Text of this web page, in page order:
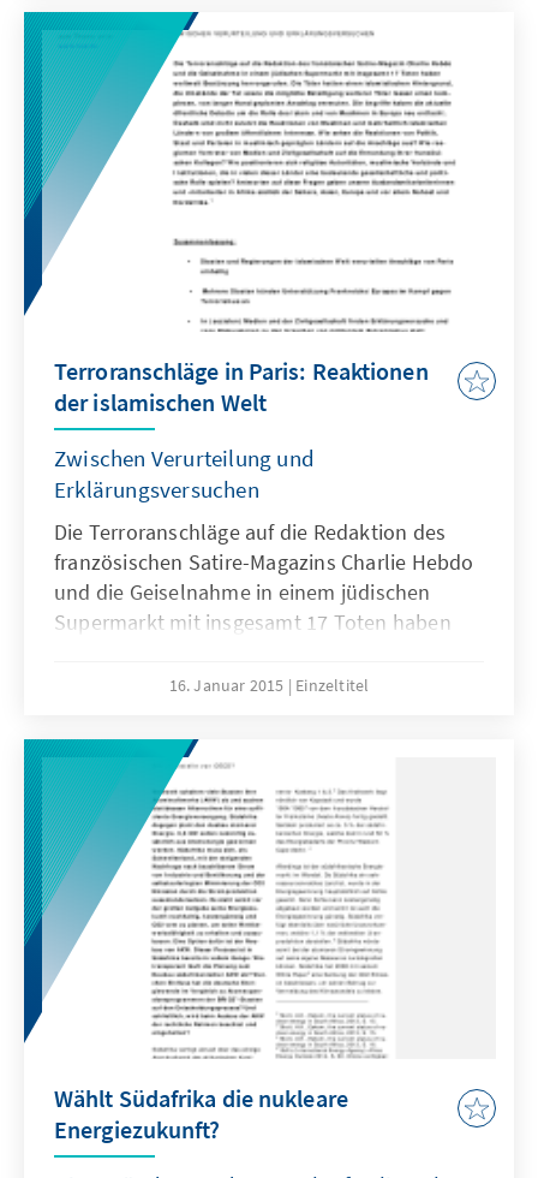
segregation, discrimination and
disenfranchisement of its majority black
population. Israel has repeatedly been
accused of having similar characteristics. SA
recognises a Palestinian State, condemns and
criticises the actions towards Palestinian
people and supports the notion of a ‘Two-
state’ solution.
Terroranschläge in Paris: Reaktionen
der islamischen Welt
Zwischen Verurteilung und
Erklärungsversuchen
Die Terroranschläge auf die Redaktion des
französischen Satire-Magazins Charlie Hebdo
und die Geiselnahme in einem jüdischen
Supermarkt mit insgesamt 17 Toten haben
Mittelpunkt der öffentlichen Debatte steht
des Terrorismus, sondern auch die
grundsätzliche Rolle von Gewalt im Islam und
bei Muslimen.
16. Januar 2015 Einzeltitel
Wählt Südafrika die nukleare
Energiezukunft?